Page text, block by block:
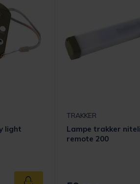
light
TRAKKER
Lampe trakker
remote 200